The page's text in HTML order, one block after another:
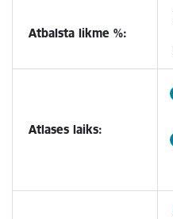
Atbalsta likme %:
Atlases laiks: